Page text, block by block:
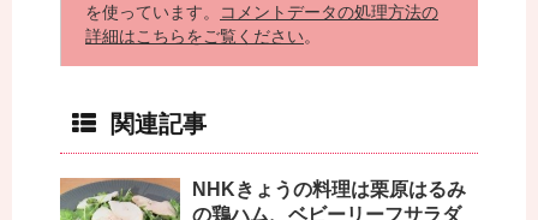
を使っています。
コメントデータの処理方法の
詳細はこちらをご覧ください。
関連記事
NHKきょうの料理は栗原はるみ
の鶏ハム、ベビーリーフサラダ